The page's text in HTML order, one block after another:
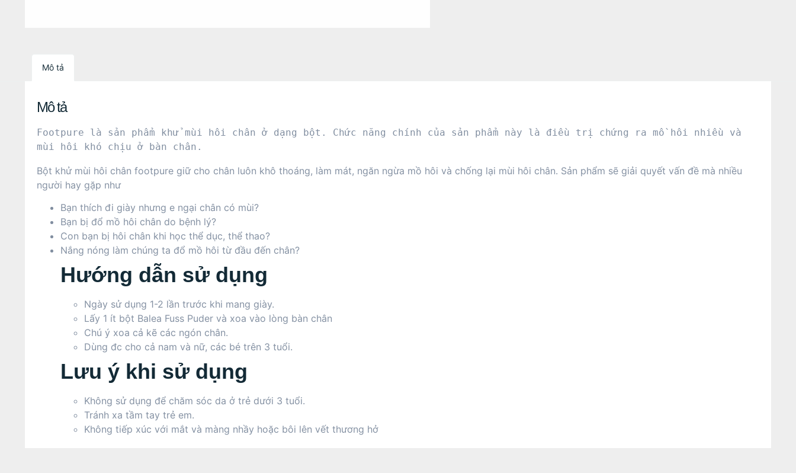
Mô tả
Mô tả
Footpure là sản phẩm khử mùi hôi chân ở dạng bột. Chức năng chính của sản phẩm này là điều trị chứng ra mồ hôi nhiều và
mùi hôi khó chịu ở bàn chân.
Bột khử mùi hôi chân footpure giữ cho chân luôn khô thoáng, làm mát, ngăn ngừa mồ hôi và chống lại mùi hôi chân. Sản phẩm sẽ giải quyết vấn đề mà nhiều
người hay gặp như
Bạn thích đi giày nhưng e ngại chân có mùi?
Bạn bị đổ mồ hôi chân do bệnh lý?
Con bạn bị hôi chân khi học thể dục, thể thao?
Nắng nóng làm chúng ta đổ mồ hôi từ đầu đến chân?
Hướng dẫn sử dụng
Ngày sử dụng 1-2 lần trước khi mang giày.
Lấy 1 ít bột Balea Fuss Puder và xoa vào lòng bàn chân
Chú ý xoa cả kẽ các ngón chân.
Dùng đc cho cả nam và nữ, các bé trên 3 tuổi.
Lưu ý khi sử dụng
Không sử dụng để chăm sóc da ở trẻ dưới 3 tuổi.
Tránh xa tầm tay trẻ em.
Không tiếp xúc với mắt và màng nhầy hoặc bôi lên vết thương hở